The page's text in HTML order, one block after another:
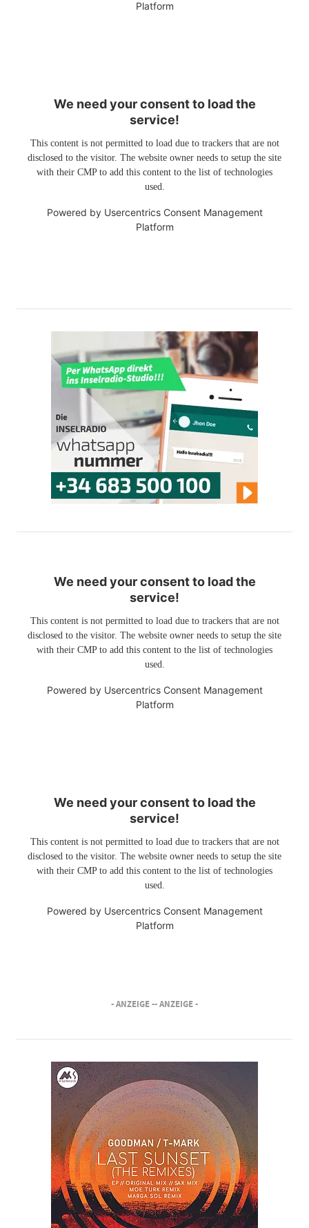
Platform
We need your consent to load the
service!
This content is not permitted to load due to trackers that are not
disclosed to the visitor. The website owner needs to setup the site
with their CMP to add this content to the list of technologies
used.
Powered by Usercentrics Consent Management
Platform
We need your consent to load the
service!
This content is not permitted to load due to trackers that are not
disclosed to the visitor. The website owner needs to setup the site
with their CMP to add this content to the list of technologies
used.
Powered by Usercentrics Consent Management
Platform
We need your consent to load the
service!
This content is not permitted to load due to trackers that are not
disclosed to the visitor. The website owner needs to setup the site
with their CMP to add this content to the list of technologies
used.
Powered by Usercentrics Consent Management
Platform
- ANZEIGE -- ANZEIGE -